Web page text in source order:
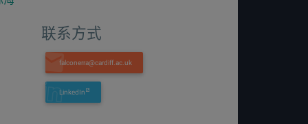
联系方式
LinkedIn